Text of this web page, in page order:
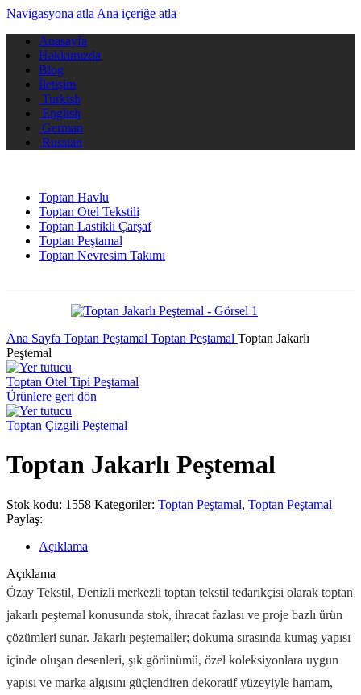
Navigasyona atla Ana içeriğe atla
Anasayfa
Hakkımızda
Blog
İletişim
Turkish
English
German
Russian
Toptan Havlu
Toptan Otel Tekstili
Toptan Lastikli Çarşaf
Toptan Peştamal
Toptan Nevresim Takımı
Ana Sayfa Toptan Peştamal Toptan Peştamal Toptan Jakarlı
Peştemal
Toptan Otel Tipi Peştamal
Ürünlere geri dön
Toptan Çizgili Peştemal
Toptan Jakarlı Peştemal
Stok kodu: 1558 Kategoriler: Toptan Peştamal, Toptan Peştamal
Paylaş:
Açıklama
Açıklama
Özay Tekstil, Denizli merkezli toptan tekstil tedarikçisi olarak toptan
jakarlı peştemal konusunda stok, ihracat fazlası ve proje bazlı ürün
çözümleri sunar. Jakarlı peştemaller; dokuma sırasında kumaş yapısı
içinde oluşan desenleri, şık görünümü, özel koleksiyonlara uygun
yapısı ve marka algısını güçlendiren dekoratif yüzeyiyle hamam,